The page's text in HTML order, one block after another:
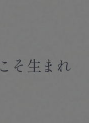
そ生まれ